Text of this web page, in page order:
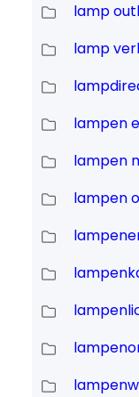
lamp
lamp
lampen
lampen
lampen